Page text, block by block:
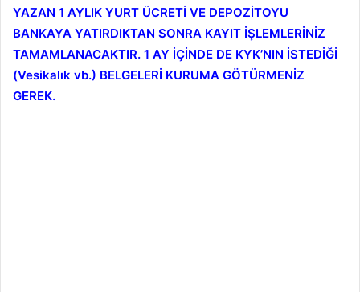
YAZAN 1 AYLIK YURT ÜCRETİ VE DEPOZİTOYU
BANKAYA YATIRDIKTAN SONRA KAYIT İŞLEMLERİNİZ
TAMAMLANACAKTIR. 1 AY İÇİNDE DE KYK’NIN İSTEDİĞİ
(Vesikalık vb.) BELGELERİ KURUMA GÖTÜRMENİZ
GEREK.